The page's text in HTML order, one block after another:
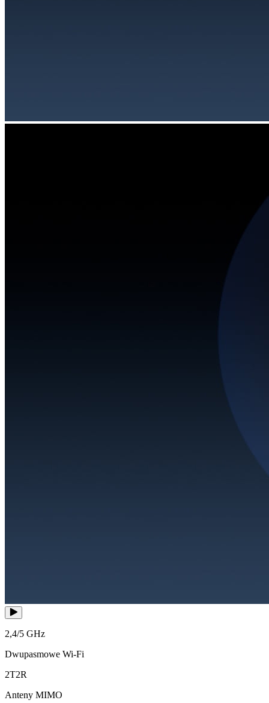
2,4/5 GHz
Dwupasmowe Wi‑Fi
2T2R
Anteny MIMO